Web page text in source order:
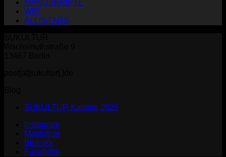
MANUSKRIPTE
WIR
ALL*STARS
SUKULTUR Katalog 2026
Instagram
Mastodon
Bluesky
Facebook